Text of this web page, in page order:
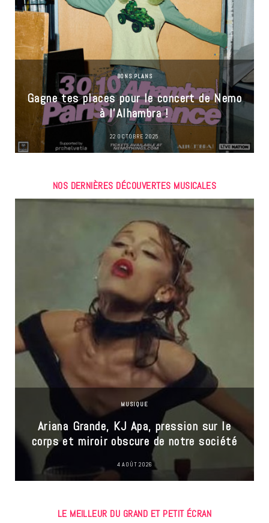
BONS PLANS
Gagne tes places pour le concert de Nemo
à l’Alhambra !
22 OCTOBRE 2025
NOS DERNIÈRES DÉCOUVERTES MUSICALES
MUSIQUE
Ariana Grande, KJ Apa, pression sur le
corps et miroir obscure de notre société
4 AOÛT 2026
LE MEILLEUR DU GRAND ET PETIT ÉCRAN